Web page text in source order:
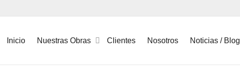
Inicio Nuestras Obras Clientes Nosotros Noticias / Blog